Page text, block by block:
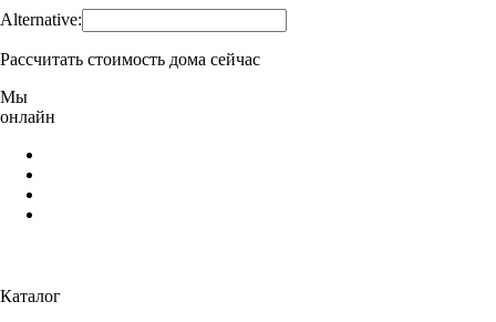
Alternative:
Рассчитать стоимость дома сейчас
Мы
онлайн
Каталог